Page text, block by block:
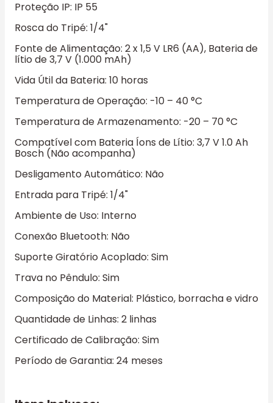
Proteção IP: IP 55
Rosca do Tripé: 1/4"
Fonte de Alimentação: 2 x 1,5 V LR6 (AA), Bateria de
lítio de 3,7 V (1.000 mAh)
Vida Útil da Bateria: 10 horas
Temperatura de Operação: -10 – 40 °C
Temperatura de Armazenamento: -20 – 70 °C
Compatível com Bateria Íons de Lítio: 3,7 V 1.0 Ah
Bosch (Não acompanha)
Desligamento Automático: Não
Entrada para Tripé: 1/4"
Ambiente de Uso: Interno
Conexão Bluetooth: Não
Suporte Giratório Acoplado: Sim
Trava no Pêndulo: Sim
Composição do Material: Plástico, borracha e vidro
Quantidade de Linhas: 2 linhas
Certificado de Calibração: Sim
Período de Garantia: 24 meses